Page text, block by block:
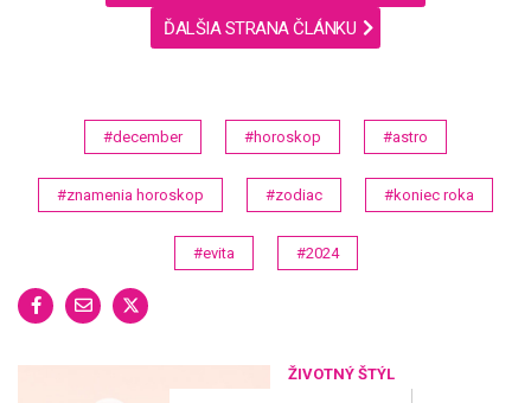
ĎALŠIA STRANA ČLÁNKU
#december #horoskop #astro
#znamenia horoskop #zodiac #koniec roka
#evita #2024
ŽIVOTNÝ ŠTÝL